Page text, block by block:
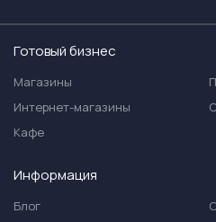
Готовый бизнес
Магазины
Интернет-магазины
Кафе
Информация
Блог